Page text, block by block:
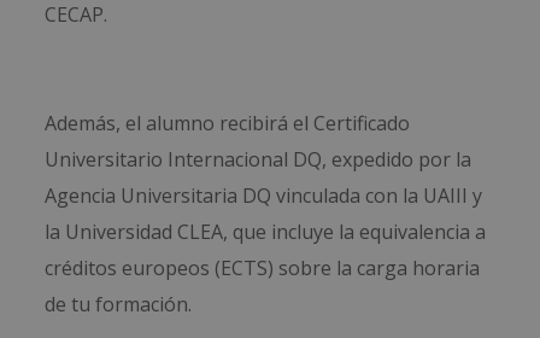
CECAP.
Además, el alumno recibirá el Certificado
Universitario Internacional DQ, expedido por la
Agencia Universitaria DQ vinculada con la UAIII y
la Universidad CLEA, que incluye la equivalencia a
créditos europeos (ECTS) sobre la carga horaria
de tu formación.